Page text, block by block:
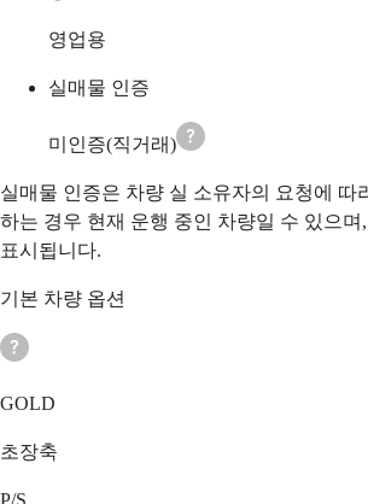
영업용
실매물 인증
미인증(직거래)
실매물 인증은 차량 실 소유자의 요청에 따
하는 경우 현재 운행 중인 차량일 수 있으며
표시됩니다.
기본 차량 옵션
GOLD
초장축
P/S